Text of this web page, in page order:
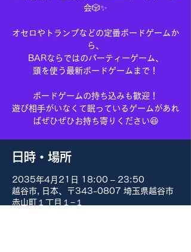
会🎲✨
オセロやトランプなどの定番ボードゲームか
ら、
BARならではのパーティーゲーム、
頭を使う最新ボードゲームまで！
ボードゲームの持ち込みも歓迎！
遊び相手がいなくて眠っているゲームがあれ
ばぜひぜひお持ち寄りください😆
日時・場所
2035年4月21日 18:00 – 23:50
越谷市, 日本、〒343-0807 埼玉県越谷市
赤山町１丁目１−１